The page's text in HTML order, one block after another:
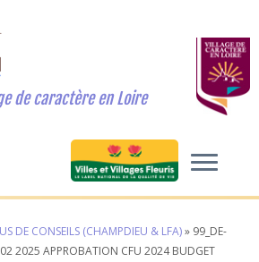
de caractère en Loire
DE CONSEILS (CHAMPDIEU & LFA)» 99_DE-
2025 APPROBATION CFU 2024 BUDGET